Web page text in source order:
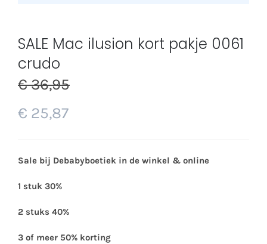
SALE Mac ilusion kort pakje 0061
crudo
€36,95
€ 25,87
Sale bij Debabyboetiek in de winkel & online
1 stuk 30%
2 stuks 40%
3 of meer 50% korting